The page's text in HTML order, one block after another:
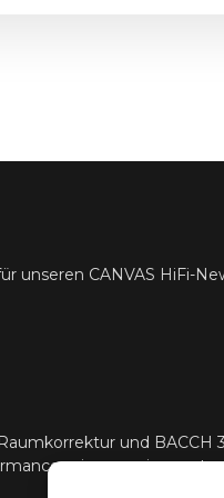
unseren CANVAS HiFi-
und BACCH
wie man sie sonst